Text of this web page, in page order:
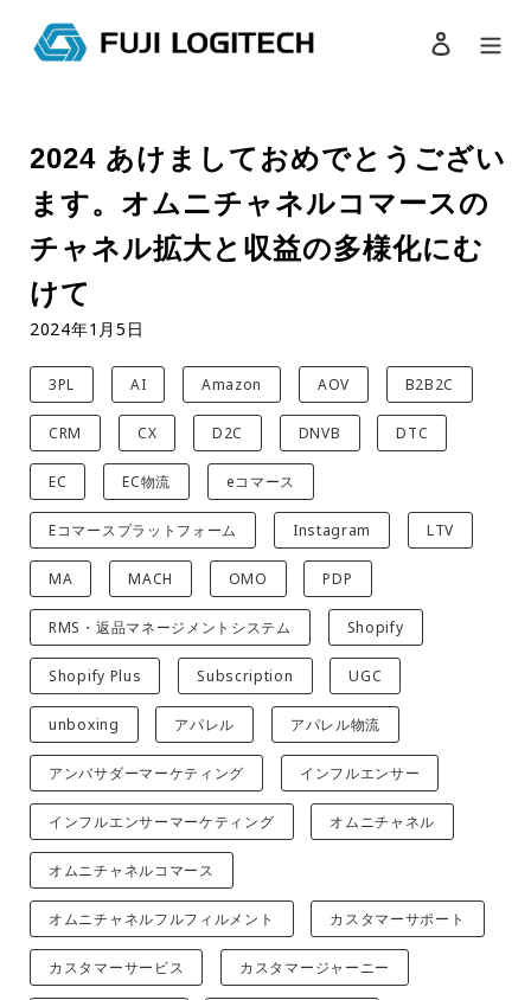
検索
ログイン
2024 あけましておめでとうござい
ます。オムニチャネルコマースの
チャネル拡大と収益の多様化にむ
けて
2024年1月5日
3PL AI Amazon AOV B2B2C
CRM CX D2C DNVB DTC
EC EC物流 eコマース
Eコマースプラットフォーム Instagram LTV
MA MACH OMO PDP
RMS・返品マネージメントシステム Shopify
Shopify Plus Subscription UGC
unboxing アパレル アパレル物流
アンバサダーマーケティング インフルエンサー
インフルエンサーマーケティング オムニチャネル
オムニチャネルコマース
オムニチャネルフルフィルメント カスタマーサポート
カスタマーサービス カスタマージャーニー